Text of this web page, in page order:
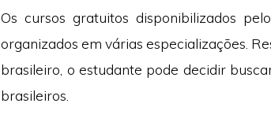
Os cursos gratuitos disponibilizados pelo
organizados em várias especializações.
brasileiro, o estudante pode decidir
brasileiros.